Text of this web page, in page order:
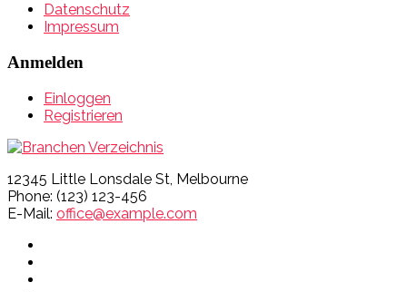
Datenschutz
Impressum
Anmelden
Einloggen
Registrieren
12345 Little Lonsdale St, Melbourne
Phone: (123) 123-456
E-Mail: office@example.com